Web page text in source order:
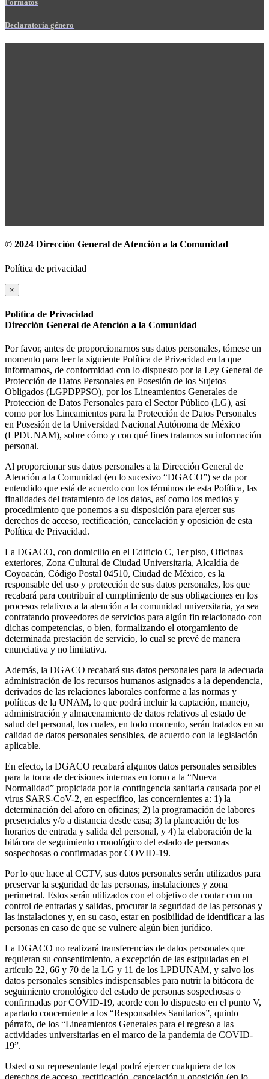
Formatos
Declaratoria género
© 2024 Dirección General de Atención a la Comunidad
Política de privacidad
×
Política de Privacidad
Dirección General de Atención a la Comunidad
Por favor, antes de proporcionarnos sus datos personales, tómese un
momento para leer la siguiente Política de Privacidad en la que
informamos, de conformidad con lo dispuesto por la Ley General de
Protección de Datos Personales en Posesión de los Sujetos
Obligados (LGPDPPSO), por los Lineamientos Generales de
Protección de Datos Personales para el Sector Público (LG), así
como por los Lineamientos para la Protección de Datos Personales
en Posesión de la Universidad Nacional Autónoma de México
(LPDUNAM), sobre cómo y con qué fines tratamos su información
personal.
Al proporcionar sus datos personales a la Dirección General de
Atención a la Comunidad (en lo sucesivo “DGACO”) se da por
entendido que está de acuerdo con los términos de esta Política, las
finalidades del tratamiento de los datos, así como los medios y
procedimiento que ponemos a su disposición para ejercer sus
derechos de acceso, rectificación, cancelación y oposición de esta
Política de Privacidad.
La DGACO, con domicilio en el Edificio C, 1er piso, Oficinas
exteriores, Zona Cultural de Ciudad Universitaria, Alcaldía de
Coyoacán, Código Postal 04510, Ciudad de México, es la
responsable del uso y protección de sus datos personales, los que
recabará para contribuir al cumplimiento de sus obligaciones en los
procesos relativos a la atención a la comunidad universitaria, ya sea
contratando proveedores de servicios para algún fin relacionado con
dichas competencias, o bien, formalizando el otorgamiento de
determinada prestación de servicio, lo cual se prevé de manera
enunciativa y no limitativa.
Además, la DGACO recabará sus datos personales para la adecuada
administración de los recursos humanos asignados a la dependencia,
derivados de las relaciones laborales conforme a las normas y
políticas de la UNAM, lo que podrá incluir la captación, manejo,
administración y almacenamiento de datos relativos al estado de
salud del personal, los cuales, en todo momento, serán tratados en su
calidad de datos personales sensibles, de acuerdo con la legislación
aplicable.
En efecto, la DGACO recabará algunos datos personales sensibles
para la toma de decisiones internas en torno a la “Nueva
Normalidad” propiciada por la contingencia sanitaria causada por el
virus SARS-CoV-2, en específico, las concernientes a: 1) la
determinación del aforo en oficinas; 2) la programación de labores
presenciales y/o a distancia desde casa; 3) la planeación de los
horarios de entrada y salida del personal, y 4) la elaboración de la
bitácora de seguimiento cronológico del estado de personas
sospechosas o confirmadas por COVID-19.
Por lo que hace al CCTV, sus datos personales serán utilizados para
preservar la seguridad de las personas, instalaciones y zona
perimetral. Estos serán utilizados con el objetivo de contar con un
control de entradas y salidas, procurar la seguridad de las personas y
las instalaciones y, en su caso, estar en posibilidad de identificar a las
personas en caso de que se vulnere algún bien jurídico.
La DGACO no realizará transferencias de datos personales que
requieran su consentimiento, a excepción de las estipuladas en el
artículo 22, 66 y 70 de la LG y 11 de los LPDUNAM, y salvo los
datos personales sensibles indispensables para nutrir la bitácora de
seguimiento cronológico del estado de personas sospechosas o
confirmadas por COVID-19, acorde con lo dispuesto en el punto V,
apartado concerniente a los “Responsables Sanitarios”, quinto
párrafo, de los “Lineamientos Generales para el regreso a las
actividades universitarias en el marco de la pandemia de COVID-
19”.
Usted o su representante legal podrá ejercer cualquiera de los